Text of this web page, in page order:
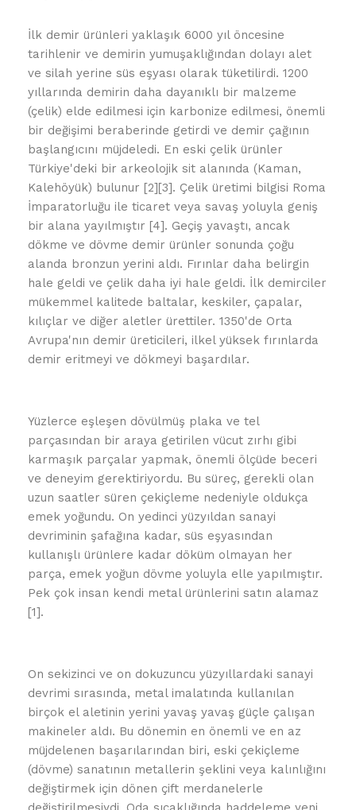
İlk demir ürünleri yaklaşık 6000 yıl öncesine
tarihlenir ve demirin yumuşaklığından dolayı alet
ve silah yerine süs eşyası olarak tüketilirdi. 1200
yıllarında demirin daha dayanıklı bir malzeme
(çelik) elde edilmesi için karbonize edilmesi, önemli
bir değişimi beraberinde getirdi ve demir çağının
başlangıcını müjdeledi. En eski çelik ürünler
Türkiye'deki bir arkeolojik sit alanında (Kaman,
Kalehöyük) bulunur [2][3]. Çelik üretimi bilgisi Roma
İmparatorluğu ile ticaret veya savaş yoluyla geniş
bir alana yayılmıştır [4]. Geçiş yavaştı, ancak
dökme ve dövme demir ürünler sonunda çoğu
alanda bronzun yerini aldı. Fırınlar daha belirgin
hale geldi ve çelik daha iyi hale geldi. İlk demirciler
mükemmel kalitede baltalar, keskiler, çapalar,
kılıçlar ve diğer aletler ürettiler. 1350'de Orta
Avrupa'nın demir üreticileri, ilkel yüksek fırınlarda
demir eritmeyi ve dökmeyi başardılar.
Yüzlerce eşleşen dövülmüş plaka ve tel
parçasından bir araya getirilen vücut zırhı gibi
karmaşık parçalar yapmak, önemli ölçüde beceri
ve deneyim gerektiriyordu. Bu süreç, gerekli olan
uzun saatler süren çekiçleme nedeniyle oldukça
emek yoğundu. On yedinci yüzyıldan sanayi
devriminin şafağına kadar, süs eşyasından
kullanışlı ürünlere kadar döküm olmayan her
parça, emek yoğun dövme yoluyla elle yapılmıştır.
Pek çok insan kendi metal ürünlerini satın alamaz
[1].
On sekizinci ve on dokuzuncu yüzyıllardaki sanayi
devrimi sırasında, metal imalatında kullanılan
birçok el aletinin yerini yavaş yavaş güçle çalışan
makineler aldı. Bu dönemin en önemli ve en az
müjdelenen başarılarından biri, eski çekiçleme
(dövme) sanatının metallerin şeklini veya kalınlığını
değiştirmek için dönen çift merdanelerle